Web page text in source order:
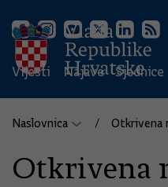
Vijesti Najave Sjednice
Naslovnica Otkrivena
Otkrivena